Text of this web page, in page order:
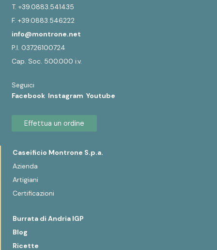
T. +39.0883.541435
F. +39.0883.546222
info@montrone.net
P.I. 03726100724
Cap. Soc. 500.000 i.v.
Seguici
Facebook Instagram Youtube
Effettua un ordine
Caseificio Montrone S.p.a.
Azienda
Artigiani
Certificazioni
Burrata di Andria IGP
Blog
Ricette